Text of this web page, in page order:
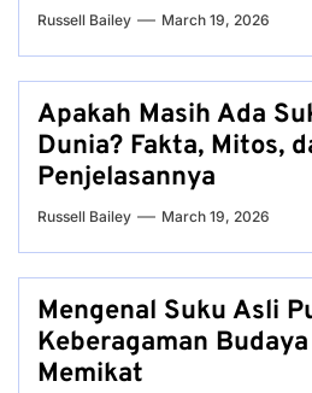
Russell Bailey March 19, 2026
Apakah Masih Ada
Dunia? Fakta, Mitos,
Penjelasannya
Russell Bailey March 19, 2026
Mengenal Suku Asli
Keberagaman
Memikat